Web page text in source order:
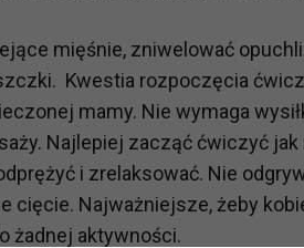
mięśnie, zniwelować
Kwestia rozpoczęcia
mamy. Nie wymaga
Najlepiej zacząć ćwiczyć
i zrelaksować. Nie
cięcie. Najważniejsze, żeby
żadnej aktywności.